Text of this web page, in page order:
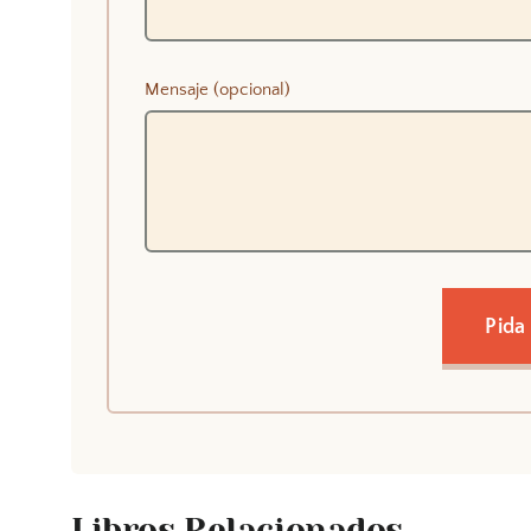
Mensaje (opcional)